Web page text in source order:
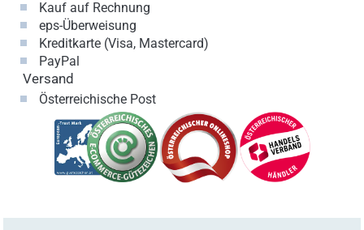
Kauf auf Rechnung
eps-Überweisung
Kreditkarte (Visa, Mastercard)
PayPal
Versand
Österreichische Post